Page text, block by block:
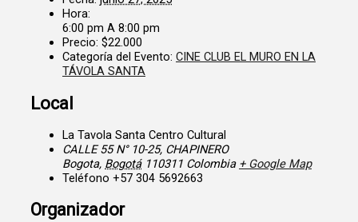
Hora:
6:00 pm A 8:00 pm
Precio: $22.000
Categoría del Evento: CINE CLUB EL MURO EN LA
TÁVOLA SANTA
Local
La Tavola Santa Centro Cultural
CALLE 55 N° 10-25, CHAPINERO
Bogota, Bogotá 110311 Colombia + Google Map
Teléfono +57 304 5692663
Organizador